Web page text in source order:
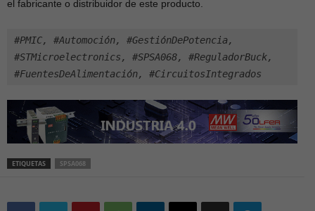
el fabricante o distribuidor de este producto.
#PMIC, #Automoción, #GestiónDePotencia,
#STMicroelectronics, #SPSA068, #ReguladorBuck,
#FuentesDeAlimentación, #CircuitosIntegrados
ETIQUETAS SPSA068